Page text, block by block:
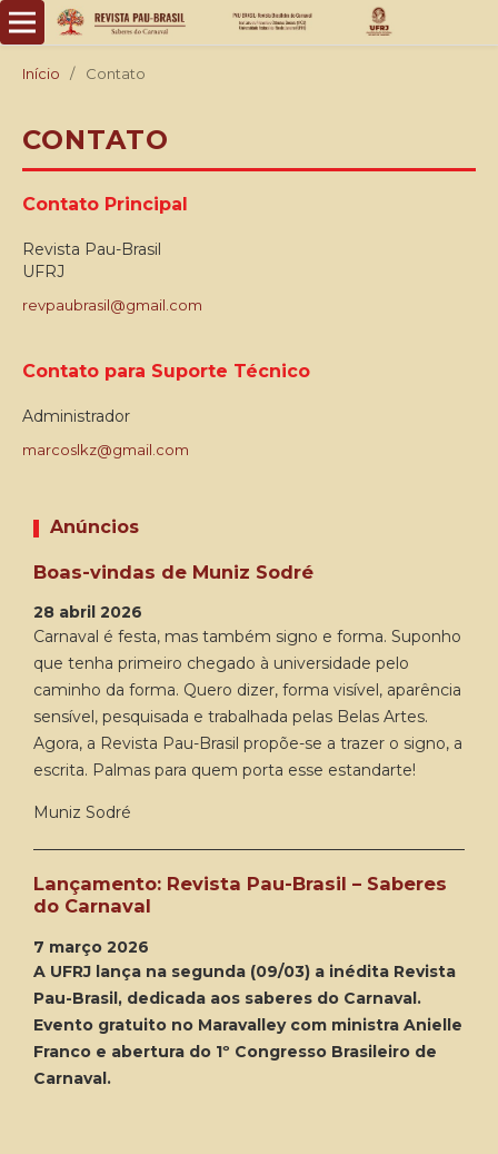
Início / Contato
CONTATO
Contato Principal
Revista Pau-Brasil
UFRJ
revpaubrasil@gmail.com
Contato para Suporte Técnico
Administrador
marcoslkz@gmail.com
Anúncios
Boas-vindas de Muniz Sodré
28 abril 2026
Carnaval é festa, mas também signo e forma. Suponho
que tenha primeiro chegado à universidade pelo
caminho da forma. Quero dizer, forma visível, aparência
sensível, pesquisada e trabalhada pelas Belas Artes.
Agora, a Revista Pau-Brasil propõe-se a trazer o signo, a
escrita. Palmas para quem porta esse estandarte!
Muniz Sodré
Lançamento: Revista Pau-Brasil – Saberes
do Carnaval
7 março 2026
A UFRJ lança na segunda (09/03) a inédita Revista
Pau-Brasil, dedicada aos saberes do Carnaval.
Evento gratuito no Maravalley com ministra Anielle
Franco e abertura do 1º Congresso Brasileiro de
Carnaval.